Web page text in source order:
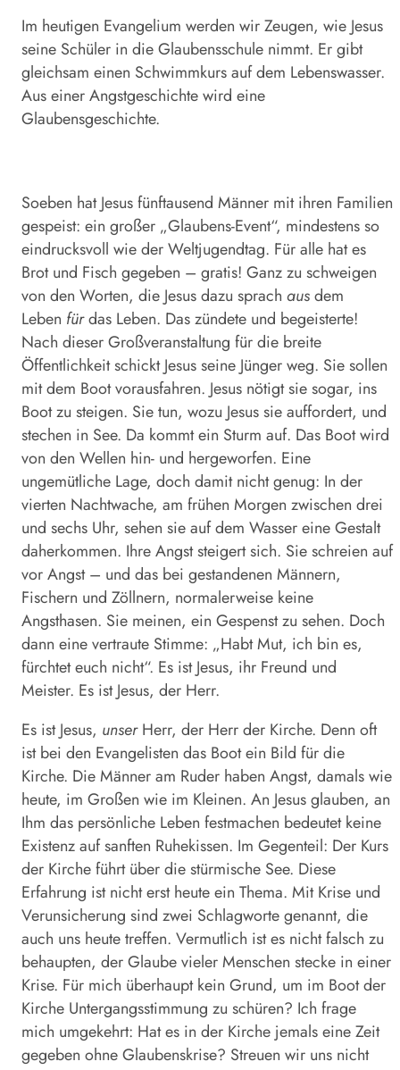
Im heutigen Evangelium werden wir Zeugen, wie Jesus
seine Schüler in die Glaubensschule nimmt. Er gibt
gleichsam einen Schwimmkurs auf dem Lebenswasser.
Aus einer Angstgeschichte wird eine
Glaubensgeschichte.
Soeben hat Jesus fünftausend Männer mit ihren Familien
gespeist: ein großer „Glaubens-Event“, mindestens so
eindrucksvoll wie der Weltjugendtag. Für alle hat es
Brot und Fisch gegeben – gratis! Ganz zu schweigen
von den Worten, die Jesus dazu sprach ausdem
Leben fürdas Leben. Das zündete und begeisterte!
Nach dieser Großveranstaltung für die breite
Öffentlichkeit schickt Jesus seine Jünger weg. Sie sollen
mit dem Boot vorausfahren. Jesus nötigt sie sogar, ins
Boot zu steigen. Sie tun, wozu Jesus sie auffordert, und
stechen in See. Da kommt ein Sturm auf. Das Boot wird
von den Wellen hin- und hergeworfen. Eine
ungemütliche Lage, doch damit nicht genug: In der
vierten Nachtwache, am frühen Morgen zwischen drei
und sechs Uhr, sehen sie auf dem Wasser eine Gestalt
daherkommen. Ihre Angst steigert sich. Sie schreien auf
vor Angst – und das bei gestandenen Männern,
Fischern und Zöllnern, normalerweise keine
Angsthasen. Sie meinen, ein Gespenst zu sehen. Doch
dann eine vertraute Stimme: „Habt Mut, ich bin es,
fürchtet euch nicht“. Es ist Jesus, ihr Freund und
Meister. Es ist Jesus, der Herr.
Es ist Jesus, unserHerr, der Herr der Kirche. Denn oft
ist bei den Evangelisten das Boot ein Bild für die
Kirche. Die Männer am Ruder haben Angst, damals wie
heute, im Großen wie im Kleinen. An Jesus glauben, an
Ihm das persönliche Leben festmachen bedeutet keine
Existenz auf sanften Ruhekissen. Im Gegenteil: Der Kurs
der Kirche führt über die stürmische See. Diese
Erfahrung ist nicht erst heute ein Thema. Mit Krise und
Verunsicherung sind zwei Schlagworte genannt, die
auch uns heute treffen. Vermutlich ist es nicht falsch zu
behaupten, der Glaube vieler Menschen stecke in einer
Krise. Für mich überhaupt kein Grund, um im Boot der
Kirche Untergangsstimmung zu schüren? Ich frage
mich umgekehrt: Hat es in der Kirche jemals eine Zeit
gegeben ohne Glaubenskrise? Streuen wir uns nicht